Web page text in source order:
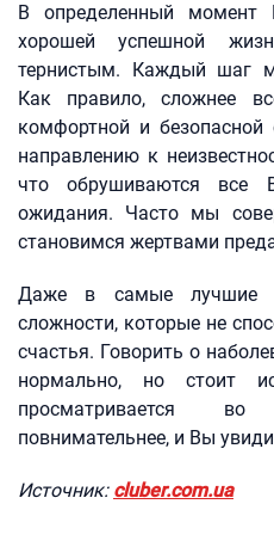
В определенный
хорошей успешной
тернистым. Каждый шаг
Как правило, сложнее
комфортной и
направлению к
что обрушиваются
ожидания. Часто мы
становимся жертвами
Даже в самые лучшие
сложности, которые не
счастья. Говорить о
нормально, но стоит
просматривается
повнимательнее, и Вы
Источник: cluber.com.ua